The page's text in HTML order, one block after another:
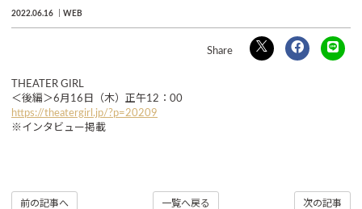
2022.06.16 WEB
THEATER GIRL
＜後編＞6月16日（木）正午12：00
https://theatergirl.jp/?p=20209
※インタビュー掲載
前の記事へ 一覧へ戻る 次の記事